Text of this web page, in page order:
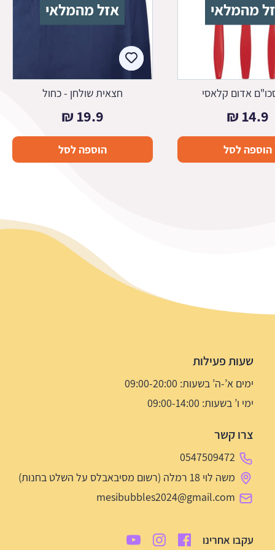
מהמלאי
אדום קלאסי
14.9
₪
הוספה לסל
אזל מהמלאי
חצאית שולחן - כחול
19.9
₪
הוספה לסל
שעות פעילות
ימים א’-ה’ בשעות: 09:00-20:00
ימי ו’ בשעות: 09:00-14:00
צרו קשר
0547509472
משה לוי 18 רמלה (רשום מסיבאבלס על השלט בחנות)
mesibubbles2024@gmail.com
עקבו אחרינו